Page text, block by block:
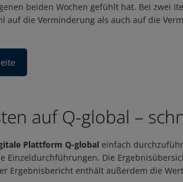
beiden Wochen gefühlt hat. Bei zwei
auf die Verminderung als auch auf die
auf Q-global –
Plattform Q-global einfach
Einzeldurchführungen. Die
Ergebnisbericht enthält außerdem die